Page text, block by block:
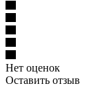
Нет оценок
Оставить отзыв